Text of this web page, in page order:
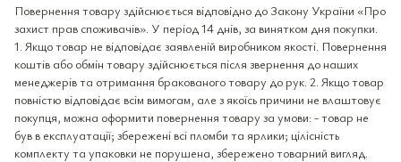
Повернення товару здійснюється відповідно до Закону України «Про
захист прав споживачів». У період 14 днів, за винятком дня покупки.
1. Якщо товар не відповідає заявленій виробником якості. Повернення
коштів або обмін товару здійснюється після звернення до наших
менеджерів та отримання бракованого товару до рук. 2. Якщо товар
повністю відповідає всім вимогам, але з якоїсь причини не влаштовує
покупця, можна оформити повернення товару за умови: - товар не
був в експлуатації; збережені всі пломби та ярлики; цілісність
комплекту та упаковки не порушена, збережено товарний вигляд.